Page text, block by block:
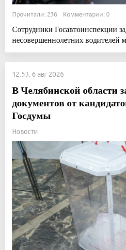
Прочитали: 236 Комментарии: 0
Сотрудники Госавтоинспекции
несовершеннолетних водителей
12:53, 6 авг 2026
В Челябинской области
документов от
Госдумы
Новости